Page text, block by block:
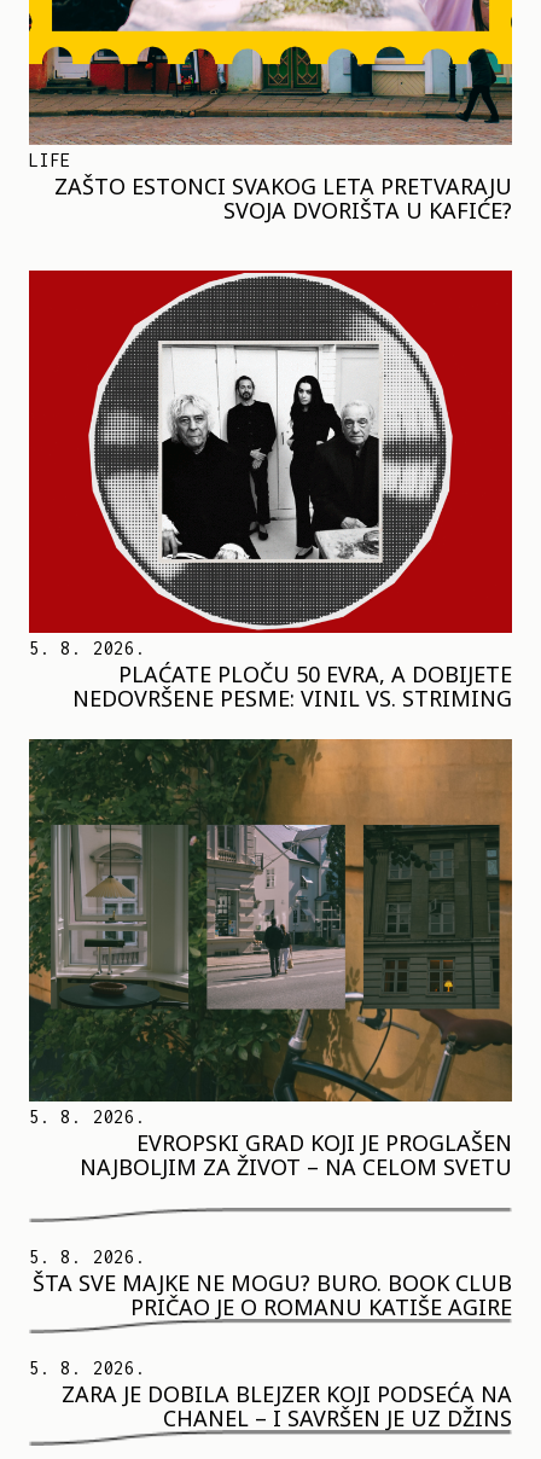
LIFE
ZAŠTO ESTONCI SVAKOG LETA PRETVARAJU
SVOJA DVORIŠTA U KAFIĆE?
5. 8. 2026.
PLAĆATE PLOČU 50 EVRA, A DOBIJETE
NEDOVRŠENE PESME: VINIL VS. STRIMING
5. 8. 2026.
EVROPSKI GRAD KOJI JE PROGLAŠEN
NAJBOLJIM ZA ŽIVOT – NA CELOM SVETU
5. 8. 2026.
ŠTA SVE MAJKE NE MOGU? BURO. BOOK CLUB
PRIČAO JE O ROMANU KATIŠE AGIRE
5. 8. 2026.
ZARA JE DOBILA BLEJZER KOJI PODSEĆA NA
CHANEL – I SAVRŠEN JE UZ DŽINS